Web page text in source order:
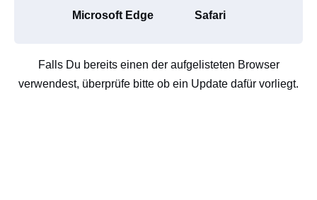
Microsoft Edge Safari
Falls Du bereits einen der aufgelisteten Browser
verwendest, überprüfe bitte ob ein Update dafür vorliegt.